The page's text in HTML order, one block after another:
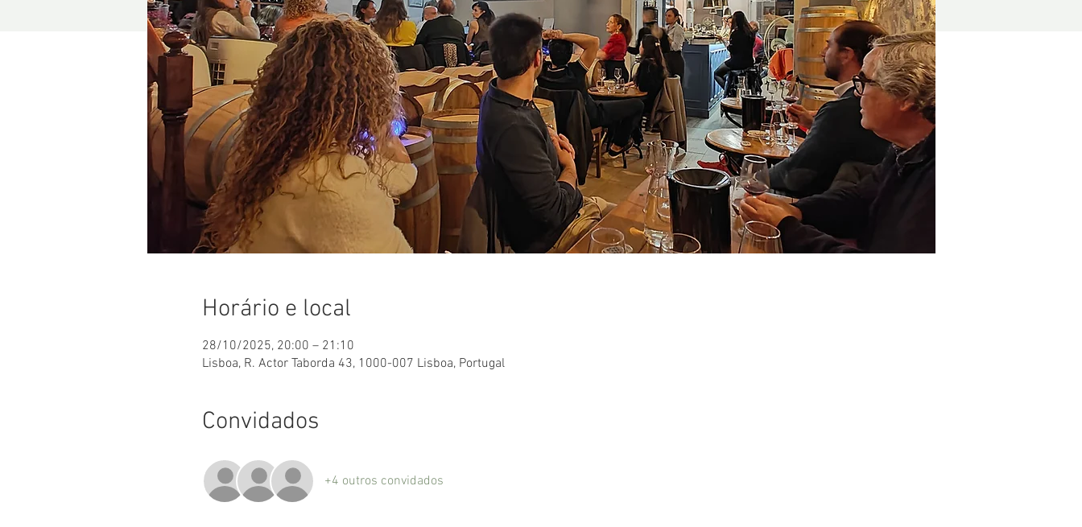
Horário e local
28/10/2025, 20:00 – 21:10
Lisboa, R. Actor Taborda 43, 1000-007 Lisboa, Portugal
Convidados
+4 outros convidados